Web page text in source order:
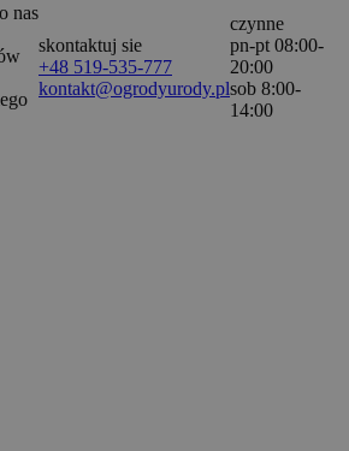
nas
skontaktuj sie
+48 519-535-777
kontakt@ogrodyurody.pl
czynne
pn-pt 08:00-
20:00
sob 8:00-
14:00